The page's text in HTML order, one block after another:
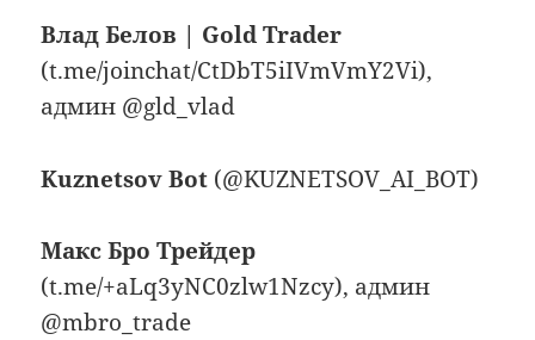
Влад Белов | Gold Trader
(t.me/joinchat/CtDbT5iIVmVmY2Vi),
админ @gld_vlad
Kuznetsov Bot (@KUZNETSOV_AI_BOT)
Макс Бро Трейдер
(t.me/+aLq3yNC0zlw1Nzcy), админ
@mbro_trade